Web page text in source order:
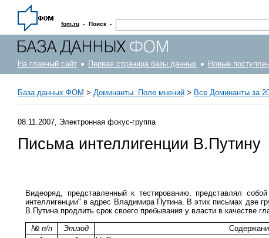
fom.ru · Поиск ·
На главный сайт Первая страница базы данных Новые
База данных ФОМ > Доминанты. Поле мнений > Все Доминанты за
08.11.2007, Электронная фокус-группа
Письма интеллигенции В.Путину
Видеоряд, представленный к тестированию, представлял
интеллигенции" в адрес Владимира Путина. В этих письмах две
В.Путина продлить срок своего пребывания у власти в качестве
№ п/п
Эпизод